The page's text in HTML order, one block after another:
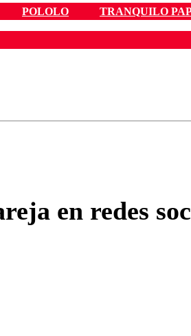
POLOLO TRANQUILO
en redes